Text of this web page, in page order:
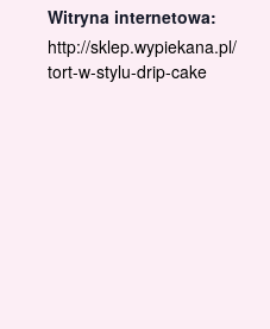
Witryna internetowa:
http://sklep.wypiekana.pl/
tort-w-stylu-drip-cake